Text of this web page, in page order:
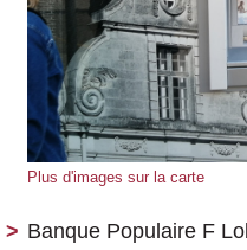
Plus d'images sur la carte
Banque Populaire F